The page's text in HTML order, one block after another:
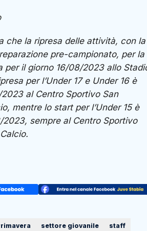
che la ripresa delle attività, con la
pre-campionato, per la
per il giorno 16/08/2023 allo
per l’Under 17 e Under 16 è
al Centro Sportivo San
mentre lo start per l’Under 15 è
sempre al Centro Sportivo
settore giovanile
staff